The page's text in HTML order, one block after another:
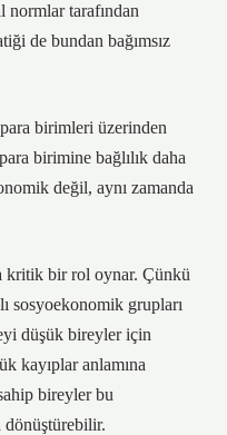
normlar tarafından
de bundan bağımsız
birimleri üzerinden
birimine bağlılık daha
değil, aynı zamanda
kritik bir rol oynar. Çünkü
sosyoekonomik grupları
düşük bireyler için
kayıplar anlamına
bireyler bu
dönüştürebilir.